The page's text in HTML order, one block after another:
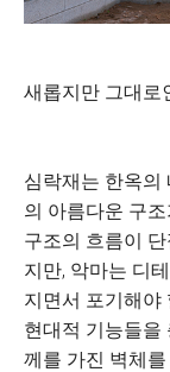
새롭지만 그대로
심락재는 한옥의
의 아름다운 구
구조의 흐름이
지만, 악마는 디
지면서 포기해야
현대적 기능들을
께를 가진 벽체